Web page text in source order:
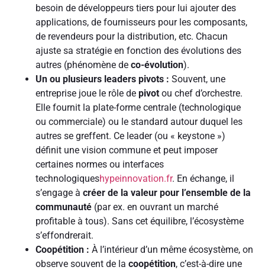
besoin de développeurs tiers pour lui ajouter des
applications, de fournisseurs pour les composants,
de revendeurs pour la distribution, etc. Chacun
ajuste sa stratégie en fonction des évolutions des
autres (phénomène de co-évolution).
Un ou plusieurs leaders pivots : Souvent, une
entreprise joue le rôle de pivot ou chef d’orchestre.
Elle fournit la plate-forme centrale (technologique
ou commerciale) ou le standard autour duquel les
autres se greffent. Ce leader (ou « keystone »)
définit une vision commune et peut imposer
certaines normes ou interfaces
technologiqueshypeinnovation.fr. En échange, il
s’engage à créer de la valeur pour l’ensemble de la
communauté (par ex. en ouvrant un marché
profitable à tous). Sans cet équilibre, l’écosystème
s’effondrerait.
Coopétition : À l’intérieur d’un même écosystème, on
observe souvent de la coopétition, c’est-à-dire une